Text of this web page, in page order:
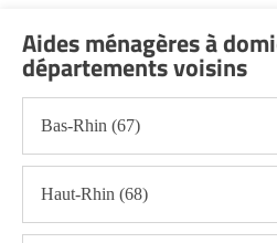
Entretien du cadre de vie,
gestion du linge Vosges (88)
Portage de repas Vosges (88)
Sorties (promenades,
Aides ménagères à
départements voisins
Bas-Rhin (67)
Haut-Rhin (68)